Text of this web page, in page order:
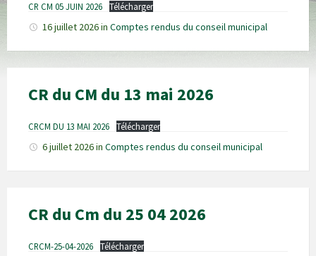
CR CM 05 JUIN 2026 Télécharger
16 juillet 2026in Comptes rendus du conseil municipal
CR du CM du 13 mai 2026
CRCM DU 13 MAI 2026 Télécharger
6 juillet 2026in Comptes rendus du conseil municipal
CR du Cm du 25 04 2026
CRCM-25-04-2026 Télécharger